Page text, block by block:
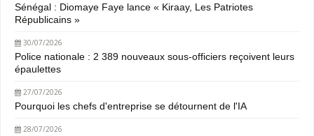
Sénégal : Diomaye Faye lance « Kiraay, Les Patriotes
Républicains »
30/07/2026
Police nationale : 2 389 nouveaux sous-officiers reçoivent leurs
épaulettes
27/07/2026
Pourquoi les chefs d'entreprise se détournent de l'IA
28/07/2026